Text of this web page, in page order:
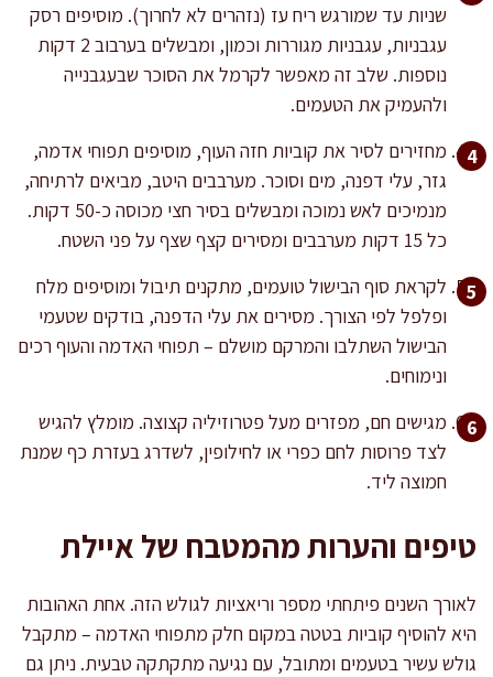
שניות עד שמורגש ריח עז (נזהרים לא לחרוך). מוסיפים רסק
עגבניות, עגבניות מגוררות וכמון, ומבשלים בערבוב 2 דקות
נוספות. שלב זה מאפשר לקרמל את הסוכר שבעגבנייה
ולהעמיק את הטעמים.
מחזירים לסיר את קוביות חזה העוף, מוסיפים תפוחי אדמה,
גזר, עלי דפנה, מים וסוכר. מערבבים היטב, מביאים לרתיחה,
מנמיכים לאש נמוכה ומבשלים בסיר חצי מכוסה כ-50 דקות.
כל 15 דקות מערבבים ומסירים קצף שצף על פני השטח.
לקראת סוף הבישול טועמים, מתקנים תיבול ומוסיפים מלח
ופלפל לפי הצורך. מסירים את עלי הדפנה, בודקים שטעמי
הבישול השתלבו והמרקם מושלם – תפוחי האדמה והעוף רכים
ונימוחים.
מגישים חם, מפזרים מעל פטרוזיליה קצוצה. מומלץ להגיש
לצד פרוסות לחם כפרי או לחילופין, לשדרג בעזרת כף שמנת
חמוצה ליד.
טיפים והערות מהמטבח של איילת
לאורך השנים פיתחתי מספר וריאציות לגולש הזה. אחת האהובות
היא להוסיף קוביות בטטה במקום חלק מתפוחי האדמה – מתקבל
גולש עשיר בטעמים ומתובל, עם נגיעה מתקתקה טבעית. ניתן גם